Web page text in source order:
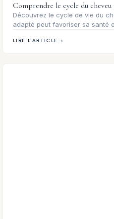
Comprendre le cycle du
Découvrez le cycle de vie du
adapté peut favoriser sa santé
LIRE L'ARTICLE →